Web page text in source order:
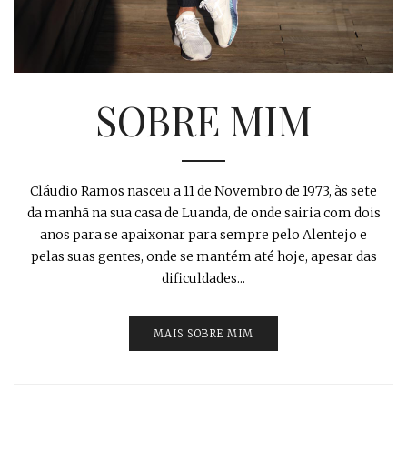
SOBRE MIM
Cláudio Ramos nasceu a 11 de Novembro de 1973, às sete
da manhã na sua casa de Luanda, de onde sairia com dois
anos para se apaixonar para sempre pelo Alentejo e
pelas suas gentes, onde se mantém até hoje, apesar das
dificuldades...
MAIS SOBRE MIM